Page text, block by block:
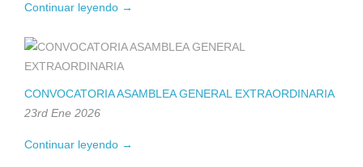
Continuar leyendo →
CONVOCATORIA ASAMBLEA GENERAL EXTRAORDINARIA
23rd Ene 2026
Continuar leyendo →